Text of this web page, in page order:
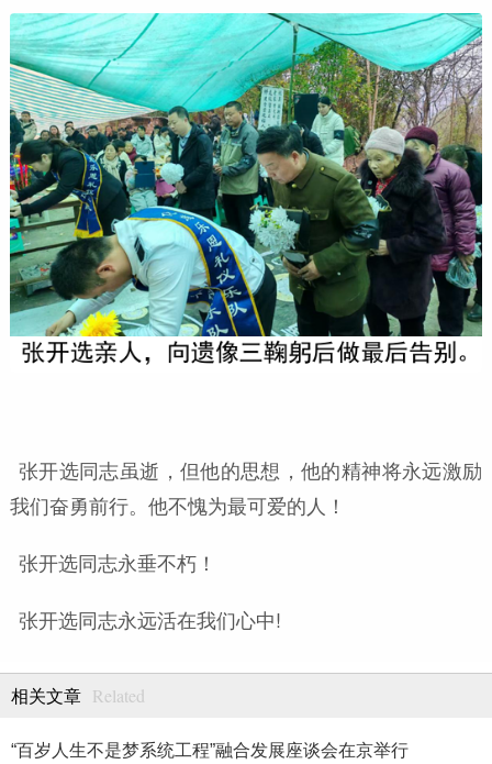
张开选同志虽逝，但他的思想，他的精神将永远激励
我们奋勇前行。他不愧为最可爱的人！
张开选同志永垂不朽！
张开选同志永远活在我们心中!
相关文章 Related
“百岁人生不是梦系统工程”融合发展座谈会在京举行